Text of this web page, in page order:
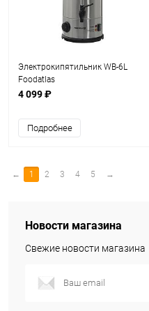
Электрокипятильник WB-6L
Foodatlas
4 099 ₽
Подробнее
← 1 2 3 4 5 →
Новости магазина
Свежие новости магазина